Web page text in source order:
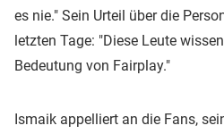
es nie." Sein Urteil über die
letzten Tage: "Diese Leute
Bedeutung von Fairplay."
Ismaik appelliert an die Fans,